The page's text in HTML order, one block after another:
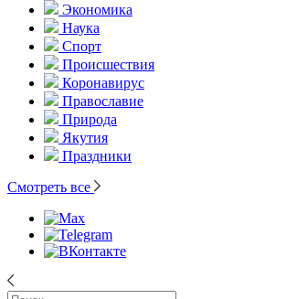
Экономика
Наука
Спорт
Происшествия
Коронавирус
Православие
Природа
Якутия
Праздники
Смотреть все